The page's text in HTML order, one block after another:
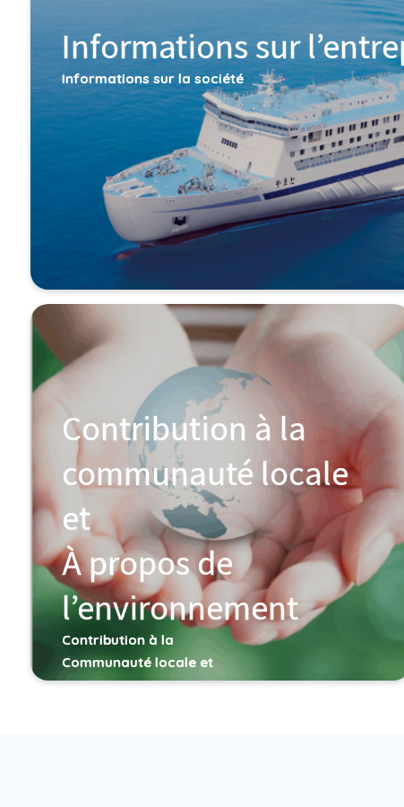
Informations sur
Informations sur la société
Contribution à la
communauté locale
et
À propos de
l’environnement
Contribution à la
Communauté locale et
L’environnement